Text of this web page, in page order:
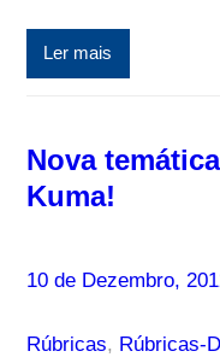
Ler mais
Nova
Kuma!
10 de Dezembro,
Rúbricas, Rúbricas-